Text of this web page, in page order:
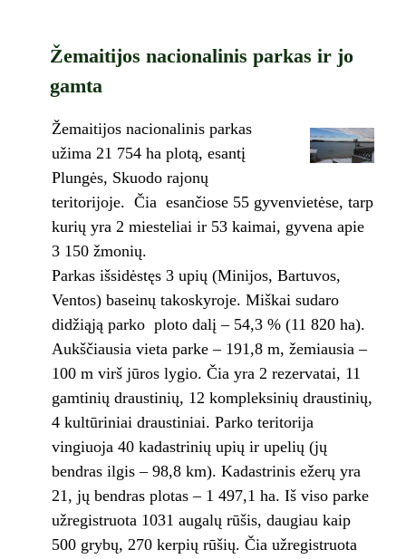
Žemaitijos nacionalinis parkas ir jo
gamta
Žemaitijos nacionalinis parkas
užima 21 754 ha plotą, esantį
Plungės, Skuodo rajonų
teritorijoje. Čia esančiose 55 gyvenvietėse, tarp
kurių yra 2 miesteliai ir 53 kaimai, gyvena apie
3 150 žmonių.
Parkas išsidėstęs 3 upių (Minijos, Bartuvos,
Ventos) baseinų takoskyroje. Miškai sudaro
didžiąją parko ploto dalį – 54,3 % (11 820 ha).
Aukščiausia vieta parke – 191,8 m, žemiausia –
100 m virš jūros lygio. Čia yra 2 rezervatai, 11
gamtinių draustinių, 12 kompleksinių draustinių,
4 kultūriniai draustiniai. Parko teritorija
vingiuoja 40 kadastrinių upių ir upelių (jų
bendras ilgis – 98,8 km). Kadastrinis ežerų yra
21, jų bendras plotas – 1 497,1 ha. Iš viso parke
užregistruota 1031 augalų rūšis, daugiau kaip
500 grybų, 270 kerpių rūšių. Čia užregistruota